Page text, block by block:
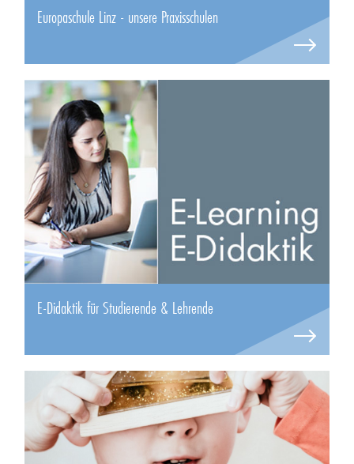
Europaschule Linz - unsere Praxisschulen
E-Didaktik für Studierende & Lehrende